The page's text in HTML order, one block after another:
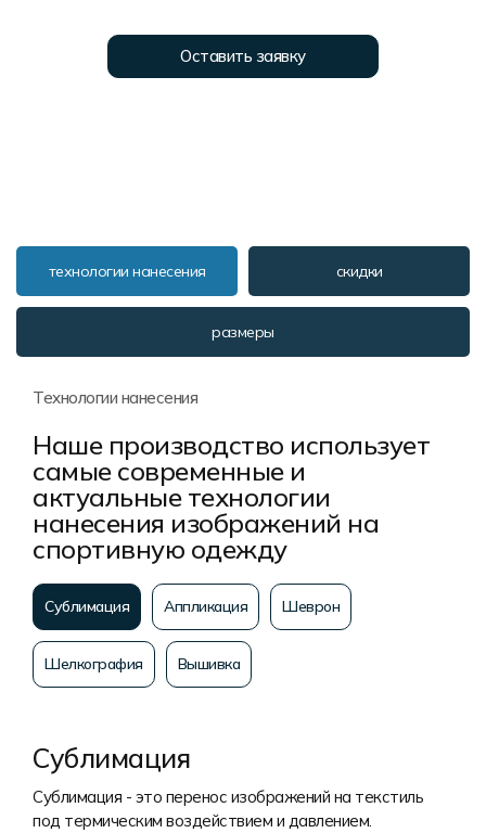
Оставить заявку
технологии нанесения скидки
размеры
Технологии нанесения
Наше производство использует
самые современные и
актуальные технологии
нанесения изображений на
спортивную одежду
Сублимация Аппликация Шеврон
Шелкография Вышивка
Сублимация
Сублимация - это перенос изображений на текстиль
под термическим воздействием и давлением.
Пользовательское соглашение